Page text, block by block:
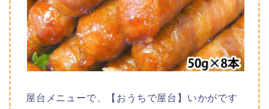
屋台メニューで、【おうちで屋台】いかがです